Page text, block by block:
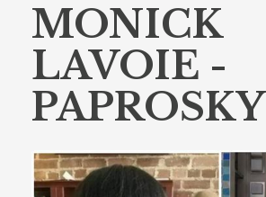
MONICK
LAVOIE -
PAPROSKY